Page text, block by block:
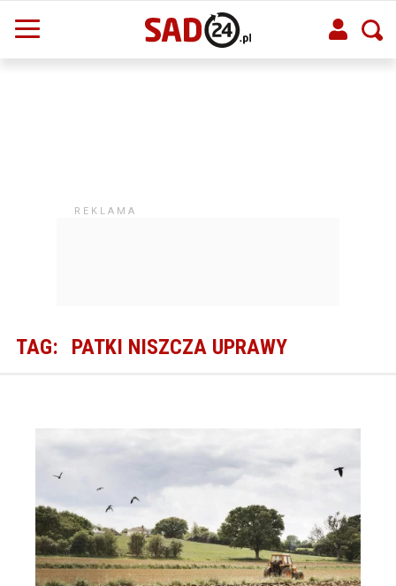
TAG: PATKI NISZCZA UPRAWY